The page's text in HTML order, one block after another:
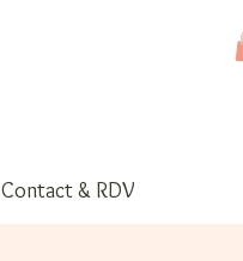
Contact & RDV